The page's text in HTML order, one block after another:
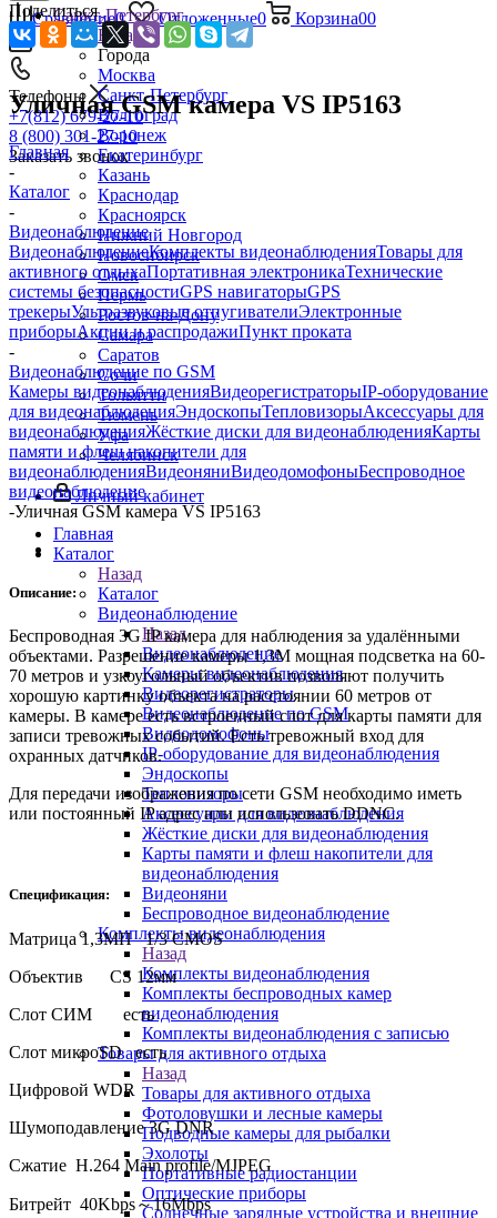
Сравнение0 Отложенные0 Корзина00
Телефоны
+7(812) 679-27-10
8 (800) 301-27-10
Заказать звонок
Санкт-Петербург
Назад
Города
Москва
Санкт-Петербург
Волгоград
Воронеж
Екатеринбург
Казань
Краснодар
Красноярск
Нижний Новгород
Новосибирск
Омск
Пермь
Ростов-на-Дону
Самара
Саратов
Сочи
Тольятти
Тюмень
Уфа
Челябинск
Личный кабинет
Главная
Каталог
Назад
Каталог
Видеонаблюдение
Назад
Видеонаблюдение
Камеры видеонаблюдения
Видеорегистраторы
Видеонаблюдение по GSM
Видеодомофоны
IP-оборудование для видеонаблюдения
Эндоскопы
Тепловизоры
Аксессуары для видеонаблюдения
Жёсткие диски для видеонаблюдения
Карты памяти и флеш накопители для
видеонаблюдения
Видеоняни
Беспроводное видеонаблюдение
Комплекты видеонаблюдения
Назад
Комплекты видеонаблюдения
Комплекты беспроводных камер
видеонаблюдения
Комплекты видеонаблюдения с записью
Товары для активного отдыха
Назад
Товары для активного отдыха
Фотоловушки и лесные камеры
Подводные камеры для рыбалки
Эхолоты
Портативные радиостанции
Оптические приборы
Солнечные зарядные устройства и внешние
Поделиться
Уличная GSM камера VS IP5163
Главная
-
Каталог
-
Видеонаблюдение
ВидеонаблюдениеКомплекты видеонаблюденияТовары для
активного отдыхаПортативная электроникаТехнические
системы безопасностиGPS навигаторыGPS
трекерыУльтразвуковые отпугивателиЭлектронные
приборыАкции и распродажиПункт проката
-
Видеонаблюдение по GSM
Камеры видеонаблюденияВидеорегистраторыIP-оборудование
для видеонаблюденияЭндоскопыТепловизорыАксессуары для
видеонаблюденияЖёсткие диски для видеонаблюденияКарты
памяти и флеш накопители для
видеонаблюденияВидеоняниВидеодомофоныБеспроводное
видеонаблюдение
-Уличная GSM камера VS IP5163
Описание:
Беспроводная 3G IP камера для наблюдения за удалёнными
объектами. Разрешение камеры 1,3М мощная подсветка на 60-
70 метров и узкоугольный объектив позволяют получить
хорошую картинку объекта на расстоянии 60 метров от
камеры. В камере есть встроенный слот для карты памяти для
записи тревожных событий. Есть тревожный вход для
охранных датчиков.
Для передачи изображения по сети GSM необходимо иметь
или постоянный IP адрес или использовать DDNC.
Спецификация:
Матрица 1,3МП 1/3 CMOS
Объектив CS 12мм
Слот СИМ есть
Слот микроSD есть
Цифровой WDR
Шумоподавление 3G DNR
Сжатие H.264 Main profile/MJPEG
Битрейт 40Kbps～16Mbps